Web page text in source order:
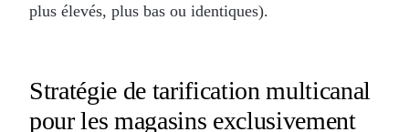
plus élevés, plus bas ou identiques).
Stratégie de tarification multicanal
pour les magasins exclusivement